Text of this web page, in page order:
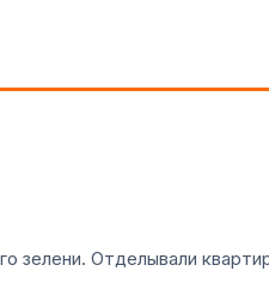
зелени. Отделывали